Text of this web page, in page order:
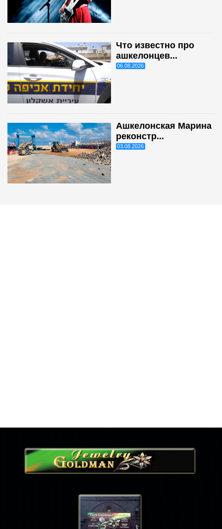
Что известно про
ашкелонцев...
06.08.2026
Ашкелонская Марина
реконстр...
03.08.2026